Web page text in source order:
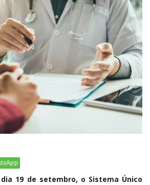
19 de setembro, o Sistema Único